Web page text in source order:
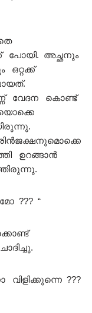
പോയി. അച്ഛനും
ഒറ്റക്ക്
വേദന കൊണ്ട്
ഉറങ്ങാൻ
??? “
വിളിക്കുന്നെ ???